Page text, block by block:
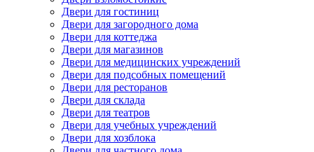
Двери для гостиниц
Двери для загородного дома
Двери для коттеджа
Двери для магазинов
Двери для медицинских учреждений
Двери для подсобных помещений
Двери для ресторанов
Двери для склада
Двери для театров
Двери для учебных учреждений
Двери для хозблока